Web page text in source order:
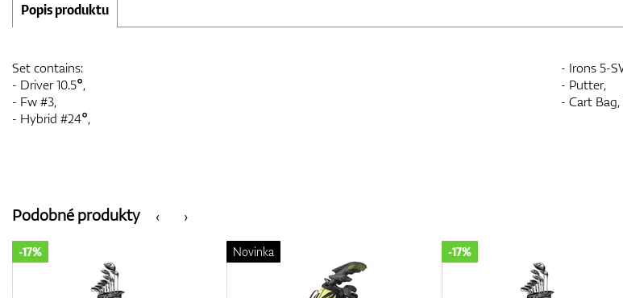
Popis produktu
Set contains:
- Driver 10.5°,
- Fw #3,
- Hybrid #24°,
- Irons 5-
- Putter,
- Cart
‹
Podobné produkty ›
-17% Novinka -17%